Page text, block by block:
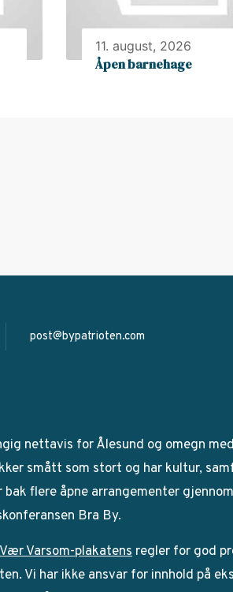
11. august, 2026
Åpen barnehage
post@bypatrioten.com
nettavis for Ålesund og omegn
smått som stort og har kultur,
flere åpne arrangementer
Bra By.
Vær Varsom-plakatens regler for god
Vi har ikke ansvar for innhold på